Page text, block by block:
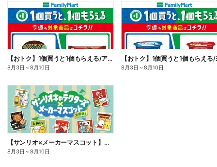
【おトク】1個買うと1個もらえる/アイス
8月3日 ～8月10日 8月3日 ～8月10日
【サンリオ×メーカーマスコット】オリジナルグッズ貰える!
8月3日 ～8月10日